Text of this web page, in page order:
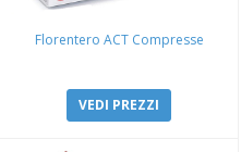
Florentero ACT Compresse
VEDI PREZZI